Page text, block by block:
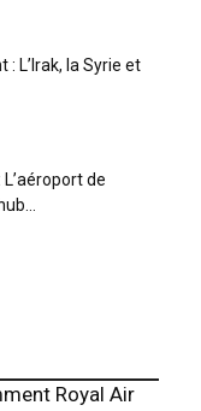
: L’Irak, la Syrie et
de
Royal Air